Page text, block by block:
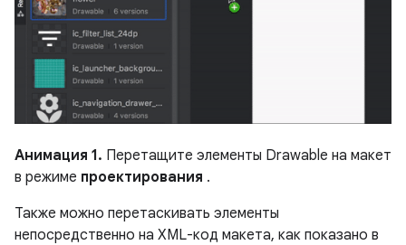
Анимация 1. Перетащите элементы Drawable на макет
в режиме проектирования .
Также можно перетаскивать элементы
непосредственно на XML-код макета, как показано в